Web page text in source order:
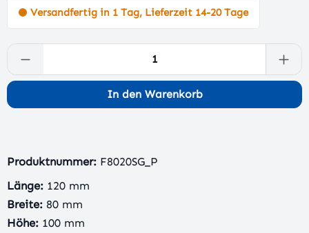
Versandfertig in 1 Tag, Lieferzeit 14-20 Tage
Produkt Anzahl: Gib den gewünschten
In den Warenkorb
Produktnummer: F8020SG_P
Länge: 120 mm
Breite: 80 mm
Höhe: 100 mm